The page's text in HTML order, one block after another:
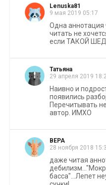
Lenuska81
9 мая 2019 05:17
Одна аннотация
читать не
если ТАКОЙ
Татьяна
29 апреля 2019
Наивно и
появились
Перечитывать
автор. ИМХО
ВЕРА
28 ноября 2018
даже читая
басса"...Лепет